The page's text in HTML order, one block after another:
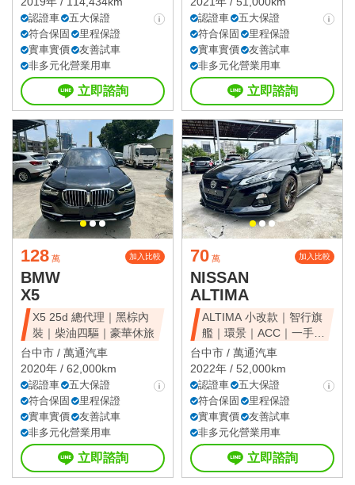
認證車
五大保證
符合保固
里程保證
實車實價
友善試車
非多元化營業用車
立即諮詢
認證車
五大保證
符合保固
里程保證
實車實價
友善試車
非多元化營業用車
立即諮詢
128 萬 加入比較
BMW
X5
X5 25d 總代理｜黑棕內
裝｜柴油四驅｜豪華休旅
台中市 / 萬通汽車
2020年 / 62,000km
認證車
五大保證
符合保固
里程保證
實車實價
友善試車
非多元化營業用車
立即諮詢
70 萬 加入比較
NISSAN
ALTIMA
ALTIMA 小改款｜智行旗
艦｜環景｜ACC｜一手美
車
台中市 / 萬通汽車
2022年 / 52,000km
認證車
五大保證
符合保固
里程保證
實車實價
友善試車
非多元化營業用車
立即諮詢